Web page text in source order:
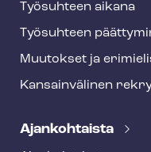
Työsuhteen aikana
Työsuhteen
Muutokset ja
Kansainvälinen
Ajankohtaista